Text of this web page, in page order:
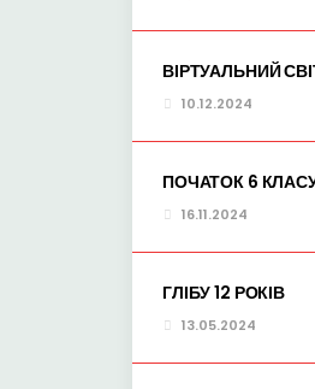
ВІРТУАЛЬНИЙ
10.12.2024
ПОЧАТОК 6
16.11.2024
ГЛІБУ 12 РОКІВ
13.05.2024